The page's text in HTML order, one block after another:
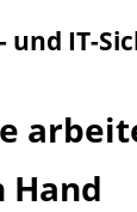
und IT-
Hand